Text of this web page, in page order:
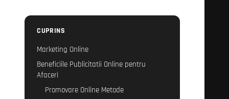
CUPRINS
Marketing Online
Beneficiile Publicitatii Online pentru
Afaceri
Promovare Online Metode